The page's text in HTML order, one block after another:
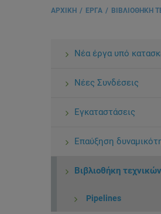
ΑΡΧΙΚΗ ΕΡΓΑ ΒΙΒΛΙΟΘΗΚΗ
Νέα έργα υπό
Νέες Συνδέσεις
Εγκαταστάσεις
Επαύξηση
Βιβλιοθήκη
Pipelines